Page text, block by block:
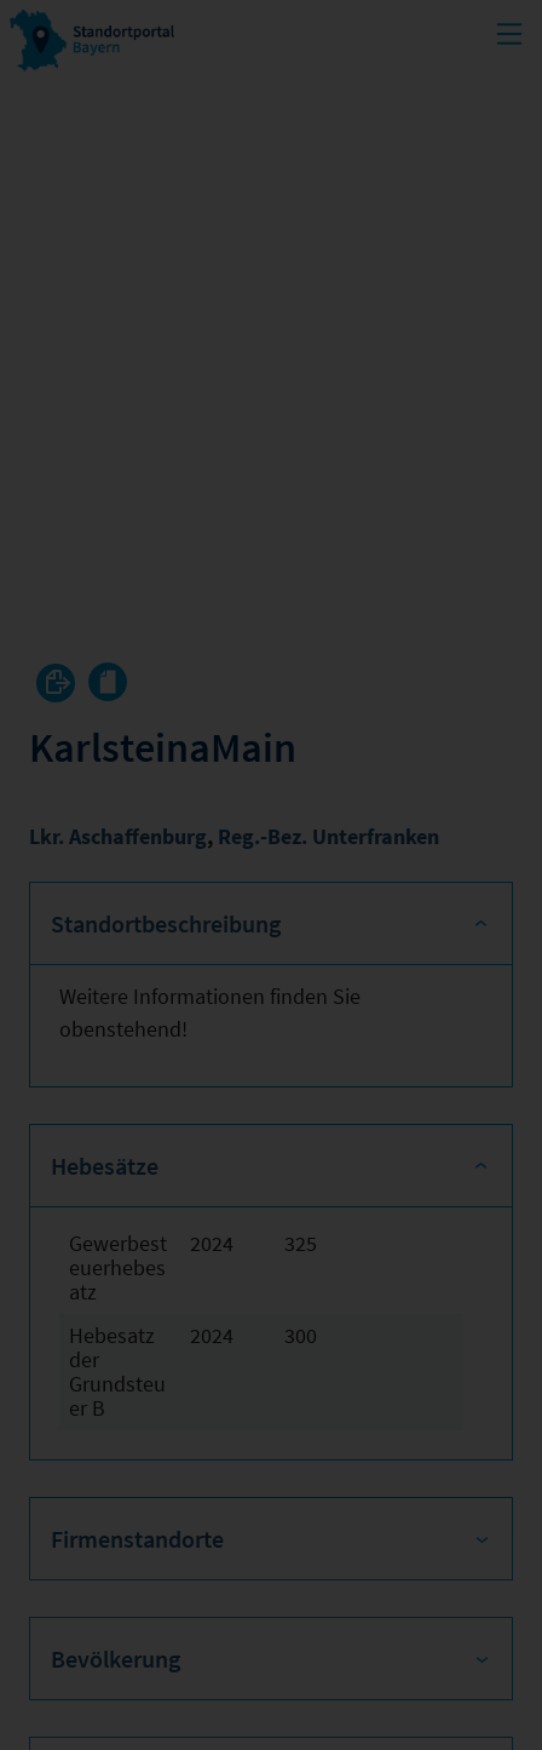
KarlsteinaMain
Lkr. Aschaffenburg, Reg.-Bez. Unterfranken
Standortbeschreibung
Weitere Informationen finden Sie
obenstehend!
Hebesätze
Gewerbest
euerhebes
atz
2024 325
Hebesatz
der
Grundsteu
er B
2024 300
Firmenstandorte
Bevölkerung